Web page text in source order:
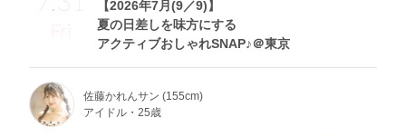
Fri
【2026年7月(9／9)】
夏の日差しを味方にする
アクティブおしゃれSNAP♪＠東京
佐藤かれんサン (155cm)
アイドル・25歳